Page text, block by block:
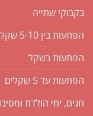
בקבוקי שתייה
הפתעות בין 5-10 שקלים
הפתעות בשקל
הפתעות עד 5 שקלים
חגים, ימי הולדת